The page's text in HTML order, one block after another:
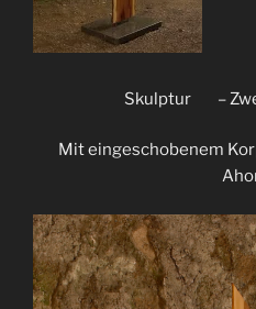
Skulptur –
Mit eingeschobenem